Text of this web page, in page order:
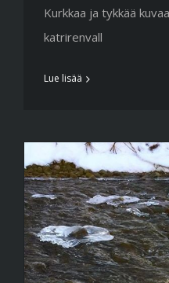
Kurkkaa ja tykkää
katrirenvall
Lue lisää